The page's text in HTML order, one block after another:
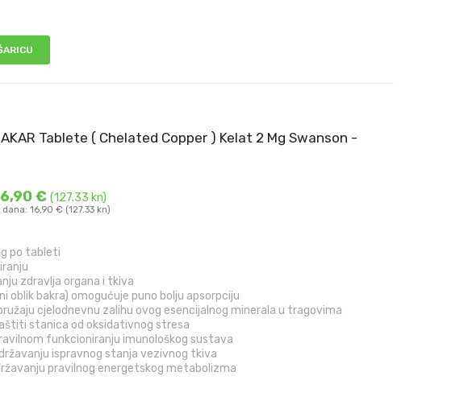
Tablete ( Chelated Copper ) Kelat 2 Mg Swanson -
€ (127.33 kn)
16,90 € (127.33 kn)
po tableti
zdravlja organa i tkiva
oblik bakra) omogućuje puno bolju apsorpciju
cjelodnevnu zalihu ovog esencijalnog minerala u tragovima
stanica od oksidativnog stresa
funkcioniranju imunološkog sustava
ispravnog stanja vezivnog tkiva
pravilnog energetskog metabolizma